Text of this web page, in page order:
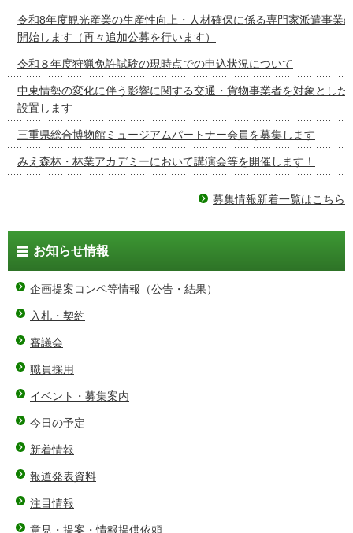
令和8年度観光産業の生産性向上・人材確保に係る専門家派遣事業
開始します（再々追加公募を行います）
令和８年度狩猟免許試験の現時点での申込状況について
中東情勢の変化に伴う影響に関する交通・貨物事業者を対象とした
設置します
三重県総合博物館ミュージアムパートナー会員を募集します
みえ森林・林業アカデミーにおいて講演会等を開催します！
募集情報新着一覧はこちら
お知らせ情報
企画提案コンペ等情報（公告・結果）
入札・契約
審議会
職員採用
イベント・募集案内
今日の予定
新着情報
報道発表資料
注目情報
意見・提案・情報提供依頼